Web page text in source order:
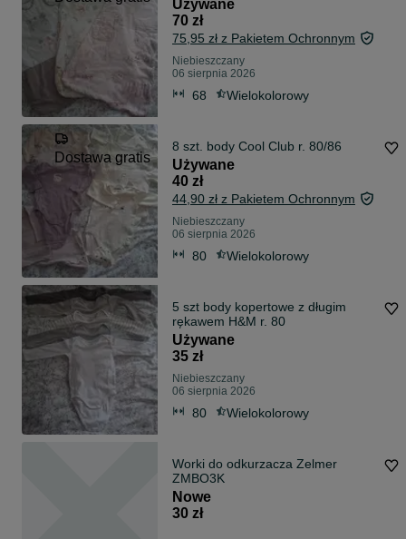
Używane
70 zł
75,95 zł z Pakietem Ochronnym
Niebieszczany
06 sierpnia 2026
68 Wielokolorowy
Dostawa gratis
8 szt. body Cool Club r. 80/86
Używane
40 zł
44,90 zł z Pakietem Ochronnym
Niebieszczany
06 sierpnia 2026
80 Wielokolorowy
5 szt body kopertowe z długim
rękawem H&M r. 80
Używane
35 zł
Niebieszczany
06 sierpnia 2026
80 Wielokolorowy
Worki do odkurzacza Zelmer
ZMBO3K
Nowe
30 zł